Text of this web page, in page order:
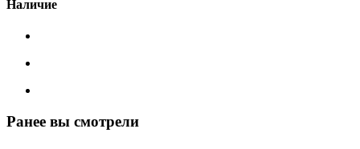
Наличие
Ранее вы смотрели